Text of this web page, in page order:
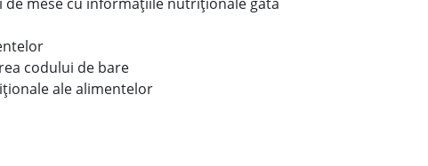
codului de bare
ale alimentelor